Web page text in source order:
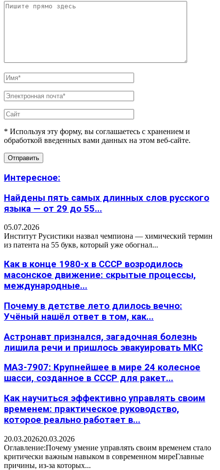
* Используя эту форму, вы соглашаетесь с хранением и
обработкой введенных вами данных на этом веб-сайте.
Интересное:
Найдены пять самых длинных слов русского
языка — от 29 до 55...
05.07.2026
Институт Русистики назвал чемпиона — химический термин
из патента на 55 букв, который уже обогнал...
Как в конце 1980-х в СССР возродилось
масонское движение: скрытые процессы,
международные...
Почему в детстве лето длилось вечно:
Учёный нашёл ответ в том, как...
Астронавт признался, загадочная болезнь
лишила речи и пришлось эвакуировать МКС
МАЗ-7907: Крупнейшее в мире 24 колесное
шасси, созданное в СССР для ракет...
Как научиться эффективно управлять своим
временем: практическое руководство,
которое реально работает в...
20.03.202620.03.2026
Оглавление:Почему умение управлять своим временем стало
критически важным навыком в современном миреГлавные
причины, из-за которых...